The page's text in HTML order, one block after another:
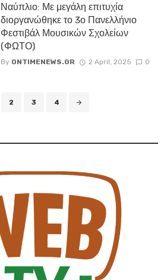
Ναύπλιο: Με μεγάλη επιτυχία
διοργανώθηκε το 3ο Πανελλήνιο
Φεστιβάλ Μουσικών Σχολείων
(ΦΩΤΟ)
By ONTIMENEWS.GR 2 April, 2025 0
2 3 4